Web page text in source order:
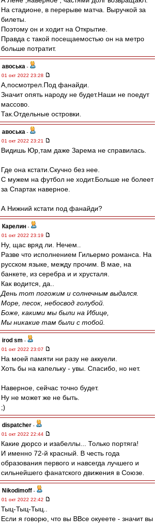
На стадионе, в перерыве матча. Выручкой за
билеты.
Поэтому он и ходит на Открытие.
Правда с такой посещаемостью он на метро
больше потратит.
авоська -
01 окт 2022 23:28
А,посмотрел.Под фанайди.
Значит опять народу не будет.Наши не поедут
массово.
Так.Отдельные островки.
авоська -
01 окт 2022 23:21
Видишь Юр,там даже Зарема не справилась.
Где она кстати.Скучно без нее.
С мужем на футбол не ходит.Больше не болеет
за Спартак наверное.
А Нижний кстати под фанайди?
Карелин -
01 окт 2022 23:19
Ну, щас вряд ли. Нечем..
Разве что исполнением Гильермо романса. На
русском языке, между прочим. В мае, на
банкете, из серебра и и хрусталя.
Как водится, да..
День тот погожим и солнечным выдался.
Море, песок, небосвод голубой.
Боже, какими мы были на Ибице,
Мы никакие там были с тобой.
irod sm -
01 окт 2022 23:07
На моей памяти ни разу не аккуели.
Хоть бы на капельку - увы. Спасибо, но нет.
Наверное, сейчас точно будет.
Ну не может же не быть.
;)
dispatcher -
01 окт 2022 22:44
Какие дюрсо и изабеллы... Только портяга!
И именно 72-й красный. В честь года
образования первого и навсегда лучшего и
сильнейшего фанатского движения в Союзе.
Nikodimoff -
01 окт 2022 22:42
Тыц-Тыц-Тыц..
Если я говорю, что вы ВВсе окуеете - значит вы